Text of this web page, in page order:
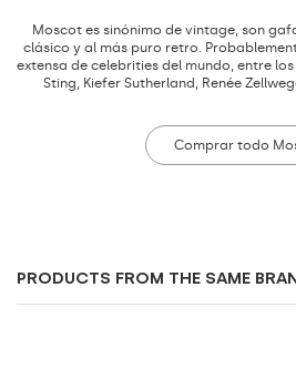
Moscot es sinónimo de vintage, son
clásico y al más puro retro.
extensa de celebrities del mundo, entre
Sting, Kiefer Sutherland, Renée
Comprar todo
PRODUCTS FROM THE SAME